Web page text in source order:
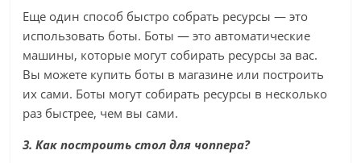
Еще один способ быстро собрать ресурсы — это
использовать боты. Боты — это автоматические
машины, которые могут собирать ресурсы за вас.
Вы можете купить боты в магазине или построить
их сами. Боты могут собирать ресурсы в несколько
раз быстрее, чем вы сами.
3. Как построить стол для чоппера?